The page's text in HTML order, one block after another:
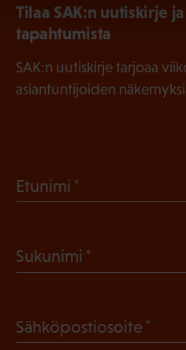
Tilaa SAK:n uutiskirje
tapahtumista
SAK:n uutiskirje tarjoaa
asiantuntijoiden
Etunimi
l
Sukunimi
P
k
Sähköpostiosoite